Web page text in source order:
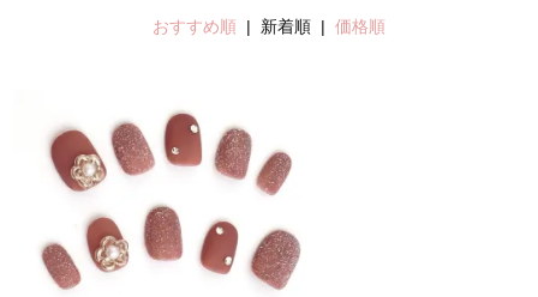
おすすめ順 | 新着順 | 価格順